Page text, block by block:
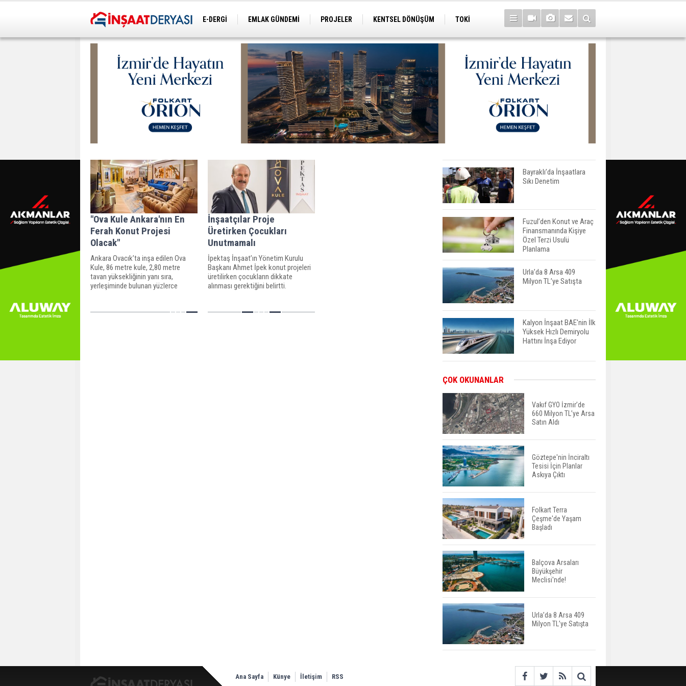
E-DERGİ EMLAK GÜNDEMİ PROJELER KENTSEL DÖNÜŞÜM
TOKİ
"Ova Kule Ankara'nın En
Ferah Konut Projesi
Olacak"
Ankara Ovacık’ta inşa edilen Ova
Kule, 86 metre kule, 2,80 metre
tavan yüksekliğinin yanı sıra,
yerleşiminde bulunan yüzlerce
fonksiyonel konut projesi olacak.
İnşaatçılar Proje
Üretirken Çocukları
Unutmamalı
İpektaş İnşaat’ın Yönetim Kurulu
Başkanı Ahmet İpek konut projeleri
üretilirken çocukların dikkate
alınması gerektiğini belirtti.
Bayraklı’da İnşaatlara
Sıkı Denetim
Fuzul’den Konut ve Araç
Finansmanında Kişiye
Özel Terzi Usulü
Planlama
Urla’da 8 Arsa 409
Milyon TL’ye Satışta
Kalyon İnşaat BAE'nin İlk
Yüksek Hızlı Demiryolu
Hattını İnşa Ediyor
Yüksek Seviyesinde
TOKİ 51 İlde 540 Konut
ve İş Yerini Satışa
Sunuyor
Yatırımcıların Bina Tercihi
Değişiyor: Dijital Altyapı
Öne Çıkıyor
TOKİ'nin Kiralık Sosyal
Konut Modeli Kiraları
Düşürür Mü?
İkinci El Konut Fiyatları
İspanya'da Bir Yılda
Yüzde 16,2 Arttı
Konut Satışları Güçlü
Seyrini Korudu Yabancıya
Satış Geriledi
ÇOK OKUNANLAR
Vakıf GYO İzmir’de
660 Milyon TL’ye Arsa
Satın Aldı
Göztepe'nin İnciraltı
Tesisi İçin Planlar
Askıya Çıktı
Folkart Terra
Çeşme'de Yaşam
Başladı
Balçova Arsaları
Büyükşehir
Meclisi'nde!
Urla’da 8 Arsa 409
Milyon TL’ye Satışta
Ana Sayfa Künye İletişim RSS